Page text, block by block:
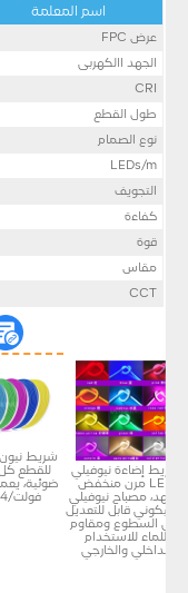
اسم المعلمة
عرض FPC
الجهد االكهربى
CRI
طول القطع
نوع الصمام
LEDs/m
التجويف
كفاءة
قوة
مقاس
CCT
إضاءة نيوفيلي
LED مرن منخفض
مصباح نيوفيلي
قابل للتعديل
السطوع ومقاوم
للماء للاستخدام
الداخلي والخارجي
فولت/24 فولت